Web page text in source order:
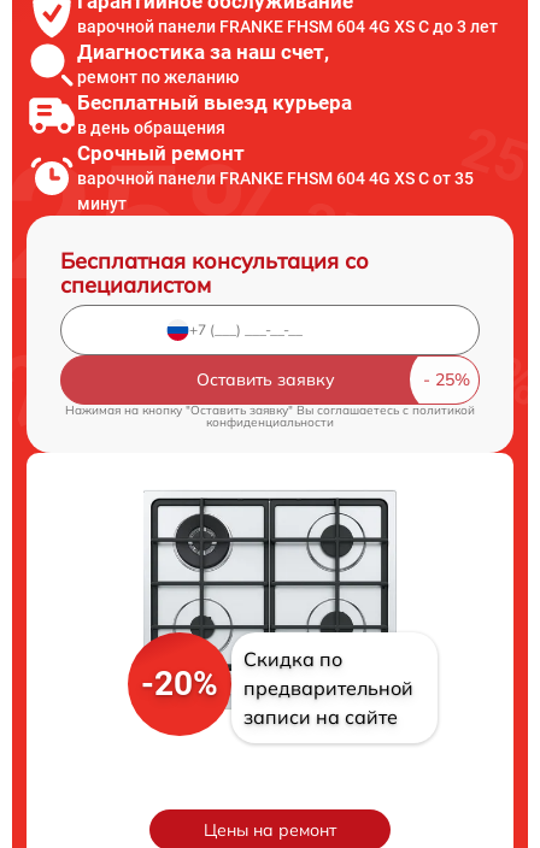
варочной панели FRANKE FHSM 604 4G XS C до 3 лет
Диагностика за наш счет,
ремонт по желанию
Бесплатный выезд курьера
в день обращения
Срочный ремонт
варочной панели FRANKE FHSM 604 4G XS C от 35
минут
Бесплатная консультация со
специалистом
Оставить заявку
Нажимая на кнопку "Оставить заявку" Вы соглашаетесь cполитикой
конфиденциальности
-20%
Скидка по
предварительной
записи на сайте
Цены на ремонт